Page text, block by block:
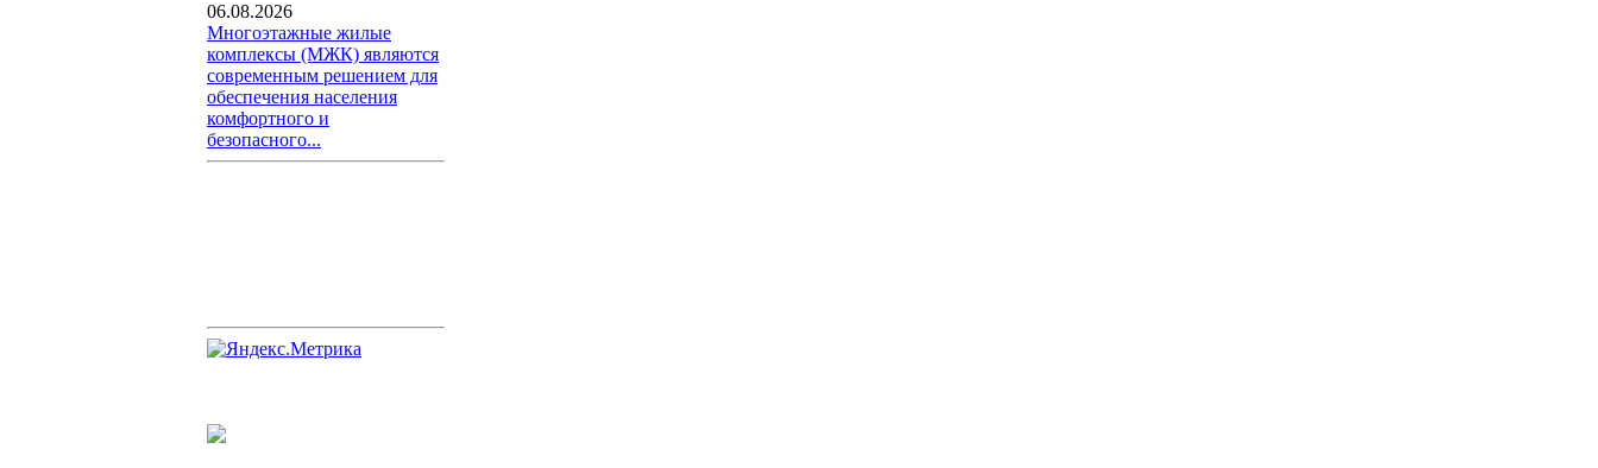
06.08.2026
Многоэтажные жилые
комплексы (МЖК) являются
современным решением для
обеспечения населения
комфортного и
безопасного...